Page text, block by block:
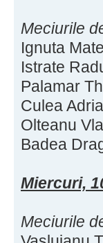
Meciurile
Ignuta
Istrate
Palamar
Culea
Olteanu
Badea
Miercuri,
Meciurile